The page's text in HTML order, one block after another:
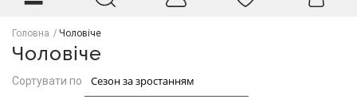
Головна Чоловіче
Чоловіче
Сортувати по